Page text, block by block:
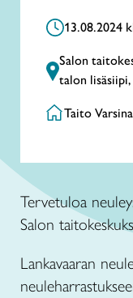
13.08.2024
Salon
talon
Taito
Tervetuloa
Salon
Lankavaaran